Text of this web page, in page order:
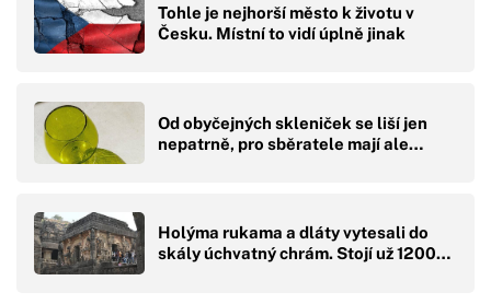
Tohle je nejhorší město k životu v
Česku. Místní to vidí úplně jinak
Od obyčejných skleniček se liší jen
nepatrně, pro sběratele mají ale…
Holýma rukama a dláty vytesali do
skály úchvatný chrám. Stojí už 1200…